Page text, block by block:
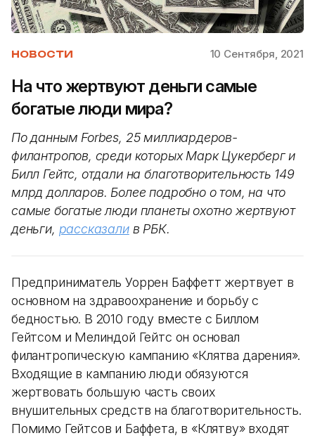
НОВОСТИ 10 Сентября, 2021
На что жертвуют деньги самые
богатые люди мира?
По данным Forbes, 25 миллиардеров-
филантропов, среди которых Марк Цукерберг и
Билл Гейтс, отдали на благотворительность 149
млрд долларов. Более подробно о том, на что
самые богатые люди планеты охотно жертвуют
деньги, рассказалив РБК.
Предприниматель Уоррен Баффетт жертвует в
основном на здравоохранение и борьбу с
бедностью. В 2010 году вместе с Биллом
Гейтсом и Мелиндой Гейтс он основал
филантропическую кампанию «Клятва дарения».
Входящие в кампанию люди обязуются
жертвовать большую часть своих
внушительных средств на благотворительность.
Помимо Гейтсов и Баффета, в «Клятву» входят